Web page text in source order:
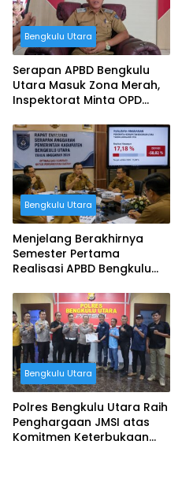
Bengkulu Utara
Serapan APBD Bengkulu
Utara Masuk Zona Merah,
Inspektorat Minta OPD
Bengkulu Utara
Menjelang Berakhirnya
Semester Pertama
Realisasi APBD Bengkulu
Persen
Bengkulu Utara
Polres Bengkulu Utara Raih
Penghargaan JMSI atas
Komitmen Keterbukaan